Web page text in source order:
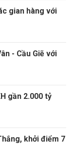
gian hàng với
- Cầu Giẽ với
gần 2.000 tỷ
khởi điểm 7